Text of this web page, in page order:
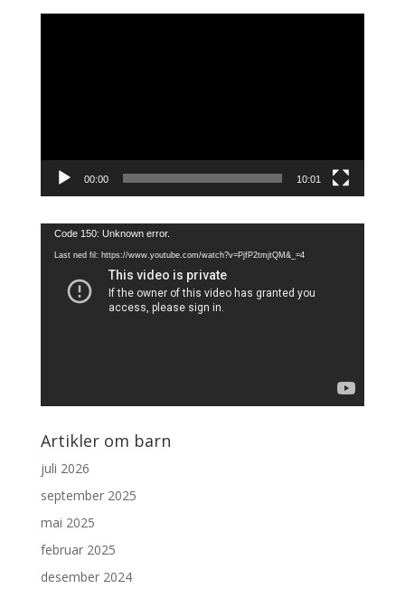
00:00 10:01
Videoavspiller
Code 150: Unknown error.
Last ned fil: https://www.youtube.com/watch?v=PjfP2tmjtQM&_=4
Artikler om barn
juli 2026
september 2025
mai 2025
februar 2025
desember 2024